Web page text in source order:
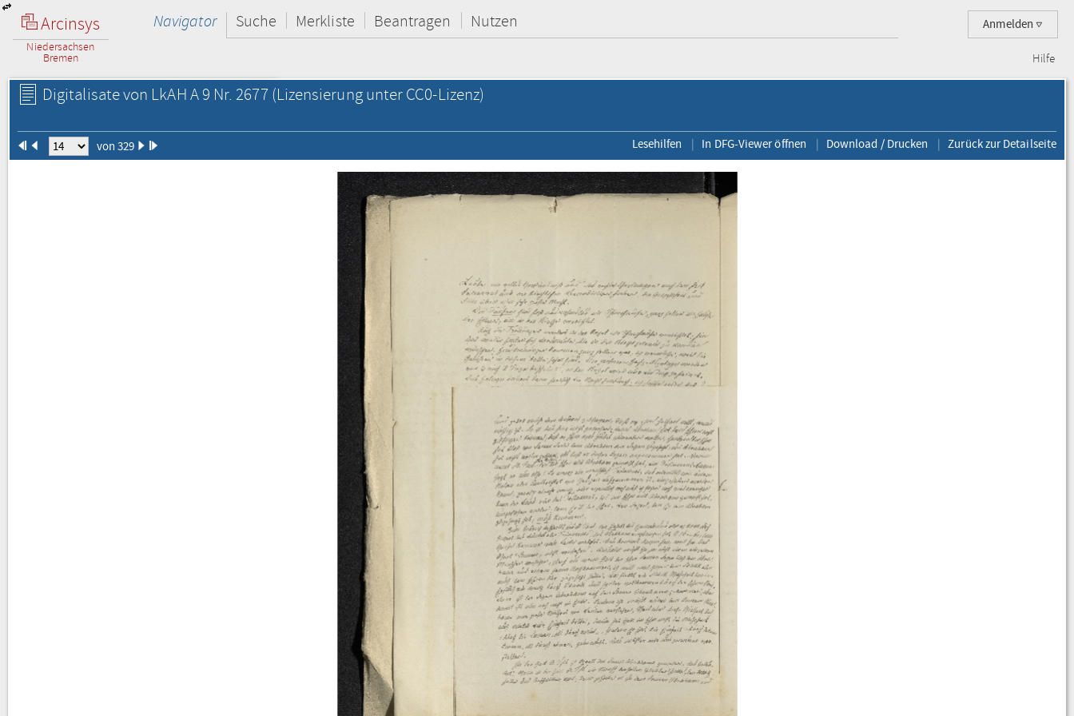
Arcinsys
Niedersachsen
Bremen
Anmelden
Navigator Suche Merkliste Beantragen Nutzen
Hilfe
Digitalisate von LkAH A 9 Nr. 2677(Lizensierung unter CC0-Lizenz)
von 329 Lesehilfen In DFG-Viewer öffnen Download / Drucken Zurück zur Detailseite